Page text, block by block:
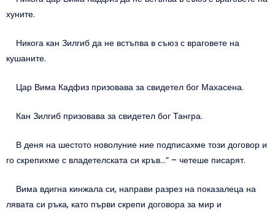
хуните.
Никога кан Зилгиб да не встъпва в съюз с враговете на
кушаните.
Цар Вима Кадфиз призовава за свидетел бог Махасена.
Кан Зилгиб призовава за свидетел бог Тангра.
В деня на шестото новолуние ние подписахме този договор и
го скрепихме с владетелската си кръв…“ – четеше писарят.
Вима вдигна кинжала си, направи разрез на показалеца на
лявата си ръка, като първи скрепи договора за мир и